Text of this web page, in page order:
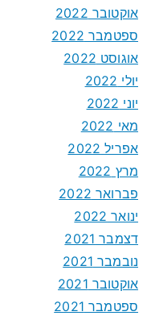
אוקטובר 2022
ספטמבר 2022
אוגוסט 2022
יולי 2022
יוני 2022
מאי 2022
אפריל 2022
מרץ 2022
פברואר 2022
ינואר 2022
דצמבר 2021
נובמבר 2021
אוקטובר 2021
ספטמבר 2021